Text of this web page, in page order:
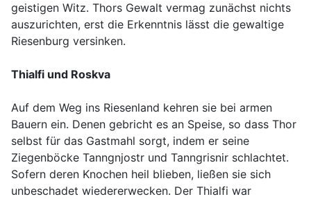
geistigen Witz. Thors Gewalt vermag zunächst nichts
auszurichten, erst die Erkenntnis lässt die gewaltige
Riesenburg versinken.
Thialfi und Roskva
Auf dem Weg ins Riesenland kehren sie bei armen
Bauern ein. Denen gebricht es an Speise, so dass Thor
selbst für das Gastmahl sorgt, indem er seine
Ziegenböcke Tanngnjostr und Tanngrisnir schlachtet.
Sofern deren Knochen heil blieben, ließen sie sich
unbeschadet wiedererwecken. Der Thialfi war